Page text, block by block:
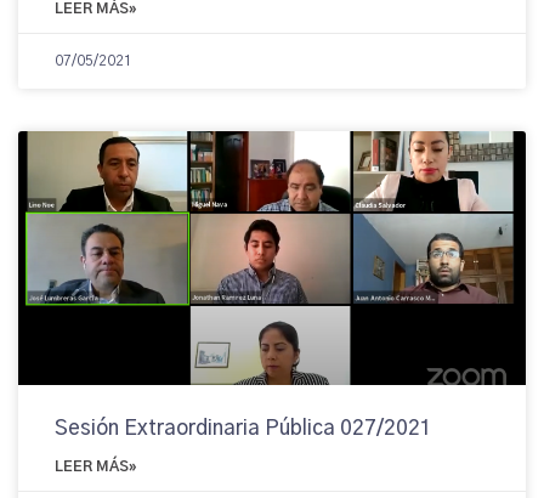
LEER MÁS»
07/05/2021
Sesión Extraordinaria Pública 027/2021
LEER MÁS»